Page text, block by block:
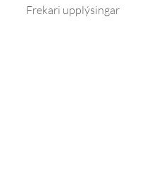
Frekari upplýsingar